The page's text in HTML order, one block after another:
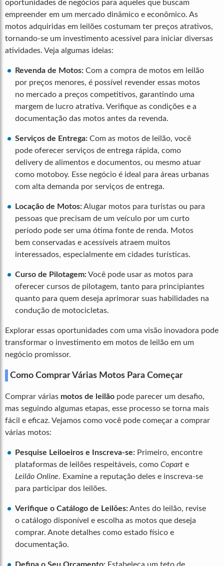
oportunidades de negócios para aqueles que buscam
empreender em um mercado dinâmico e econômico. As
motos adquiridas em leilões costumam ter preços atrativos,
tornando-se um investimento acessível para iniciar diversas
atividades. Veja algumas ideias:
Revenda de Motos: Com a compra de motos em leilão
por preços menores, é possível revender essas motos
no mercado a preços competitivos, garantindo uma
margem de lucro atrativa. Verifique as condições e a
documentação das motos antes da revenda.
Serviços de Entrega: Com as motos de leilão, você
pode oferecer serviços de entrega rápida, como
delivery de alimentos e documentos, ou mesmo atuar
como motoboy. Esse negócio é ideal para áreas urbanas
com alta demanda por serviços de entrega.
Locação de Motos:Alugar motos para turistas ou para
pessoas que precisam de um veículo por um curto
período pode ser uma ótima fonte de renda. Motos
bem conservadas e acessíveis atraem muitos
interessados, especialmente em cidades turísticas.
Curso de Pilotagem:Você pode usar as motos para
oferecer cursos de pilotagem, tanto para principiantes
quanto para quem deseja aprimorar suas habilidades na
condução de motocicletas.
Explorar essas oportunidades com uma visão inovadora pode
transformar o investimento em motos de leilão em um
negócio promissor.
Como Comprar Várias Motos Para Começar
Comprar várias motos de leilão pode parecer um desafio,
mas seguindo algumas etapas, esse processo se torna mais
fácil e eficaz. Vejamos como você pode começar a comprar
várias motos:
Pesquise Leiloeiros e Inscreva-se: Primeiro, encontre
plataformas de leilões respeitáveis, como Copart e
Leilão Online. Examine a reputação deles e inscreva-se
para participar dos leilões.
Verifique o Catálogo de Leilões:Antes do leilão, revise
o catálogo disponível e escolha as motos que deseja
comprar. Anote detalhes como estado físico e
documentação.